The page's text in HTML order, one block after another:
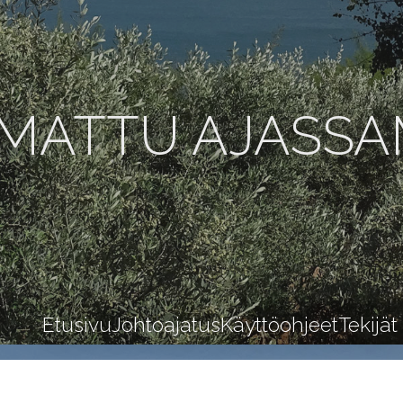
EtusivuJohtoajatusKäyttöohjeetTekijät